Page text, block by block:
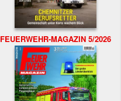
FEUERWEHR-MAGAZIN 5/2026